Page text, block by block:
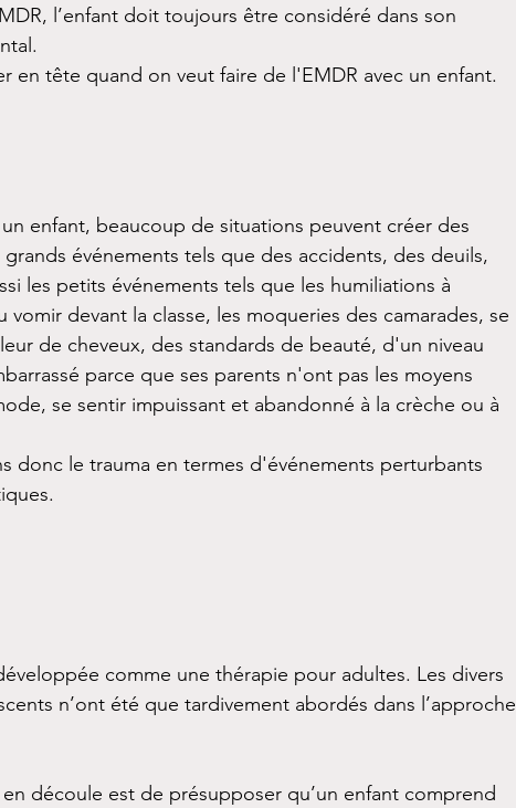
l’enfant doit toujours être considéré dans son
en tête quand on veut faire de l'EMDR avec un enfant.
enfant, beaucoup de situations peuvent créer des
événements tels que des accidents, des deuils,
les petits événements tels que les humiliations à
devant la classe, les moqueries des camarades, se
de cheveux, des standards de beauté, d'un niveau
parce que ses parents n'ont pas les moyens
se sentir impuissant et abandonné à la crèche ou à
donc le trauma en termes d'événements perturbants
comme une thérapie pour adultes. Les divers
n’ont été que tardivement abordés dans l’approche
découle est de présupposer qu’un enfant comprend